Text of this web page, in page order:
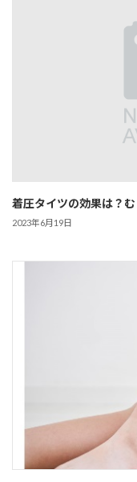
着圧タイツの効果は？
2023年6月19日